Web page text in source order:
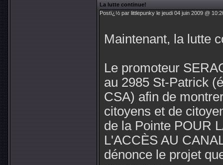
La lutte continue!
Postï¿½ par littlepunky le jeudi 04 juin 2009 @
Maintenant, la lutte
Le promoteur
au 2985 St-Patrick
CSA) afin de
citoyens et de
de la Pointe POUR
L'ACCÈS AU
dénonce le projet